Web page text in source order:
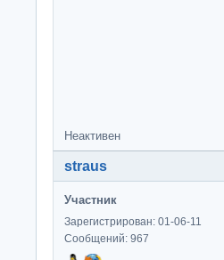
Неактивен
straus
Участник
Зарегистрирован: 01-06-11
Сообщений: 967